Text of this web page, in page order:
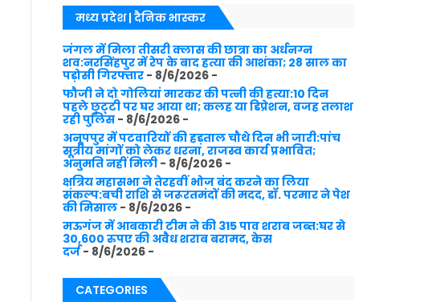
मध्य प्रदेश | दैनिक भास्कर
जंगल में मिला तीसरी क्लास की छात्रा का अर्धनग्न
शव:नरसिंहपुर में रेप के बाद हत्या की आशंका; 28 साल का
पड़ोसी गिरफ्तार - 8/6/2026 -
फौजी ने दो गोलियां मारकर की पत्नी की हत्या:10 दिन
पहले छुट्‌टी पर घर आया था; कलह या डिप्रेशन, वजह तलाश
रही पुलिस - 8/6/2026 -
अनूपपुर में पटवारियों की हड़ताल चौथे दिन भी जारी:पांच
सूत्रीय मांगों को लेकर धरना, राजस्व कार्य प्रभावित;
अनुमति नहीं मिली - 8/6/2026 -
क्षत्रिय महासभा ने तेरहवीं भोज बंद करने का लिया
संकल्प:बची राशि से जरूरतमंदों की मदद, डॉ. परमार ने पेश
की मिसाल - 8/6/2026 -
मऊगंज में आबकारी टीम ने की 315 पाव शराब जब्त:घर से
30,600 रुपए की अवैध शराब बरामद, केस
दर्ज- 8/6/2026 -
CATEGORIES